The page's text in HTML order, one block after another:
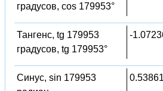
градусов, cos 179953°
Тангенс, tg 179953
градусов, tg 179953°
-
Синус, sin 179953